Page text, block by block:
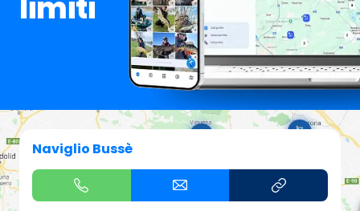
limiti
Naviglio Bussè